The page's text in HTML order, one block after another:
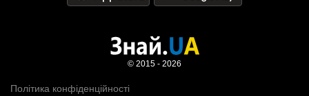
Політика конфіденційності
© 2015 - 2026